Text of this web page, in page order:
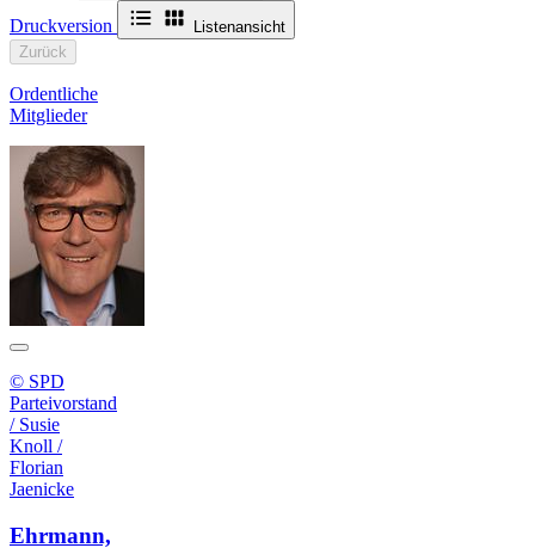
Druckversion
Listenansicht
Zurück
Ordentliche
Mitglieder
© SPD
Parteivorstand
/ Susie
Knoll /
Florian
Jaenicke
Ehrmann,